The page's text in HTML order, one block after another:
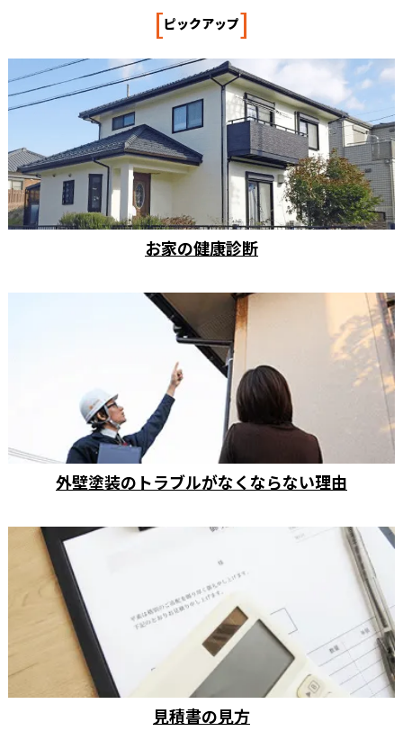
[ピックアップ]
お家の健康診断
外壁塗装のトラブルがなくならない理由
見積書の見方